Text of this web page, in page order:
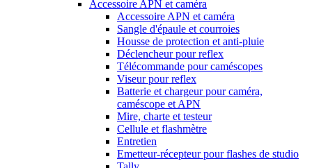
Accessoire APN et caméra
Accessoire APN et caméra
Sangle d'épaule et courroies
Housse de protection et anti-pluie
Déclencheur pour reflex
Télécommande pour caméscopes
Viseur pour reflex
Batterie et chargeur pour caméra,
caméscope et APN
Mire, charte et testeur
Cellule et flashmètre
Entretien
Emetteur-récepteur pour flashes de studio